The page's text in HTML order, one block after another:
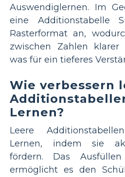
Auswendiglernen. Im
eine Additionstabelle
Rasterformat an,
zwischen Zahlen klarer
was für ein tieferes
Wie verbessern
Lernen?
Leere
Lernen, indem sie
fördern. Das
ermöglicht es den